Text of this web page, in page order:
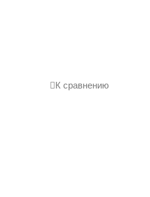
К сравнению